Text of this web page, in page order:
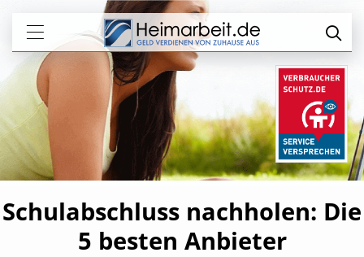
Schulabschluss nachholen: Die
5 besten Anbieter